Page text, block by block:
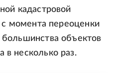
кадастровой
момента переоценки
большинства объектов
в несколько раз.